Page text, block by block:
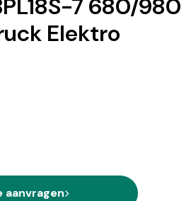
7 680/980
Elektro